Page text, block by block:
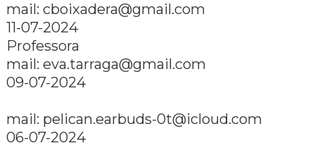
mail: cboixadera@gmail.com
11-07-2024
Professora
mail: eva.tarraga@gmail.com
09-07-2024
mail: pelican.earbuds-0t@icloud.com
06-07-2024